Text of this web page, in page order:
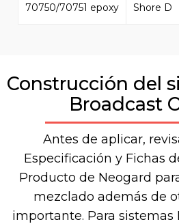
70750/70751 epoxy Shore D
Construcción del
Broadcast
Antes de aplicar,
Especificación y Fichas
Producto de Neogard
mezclado además de
importante. Para sistemas